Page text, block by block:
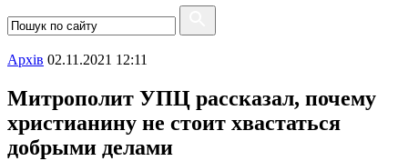
Архiв 02.11.2021 12:11
Митрополит УПЦ рассказал, почему
христианину не стоит хвастаться
добрыми делами